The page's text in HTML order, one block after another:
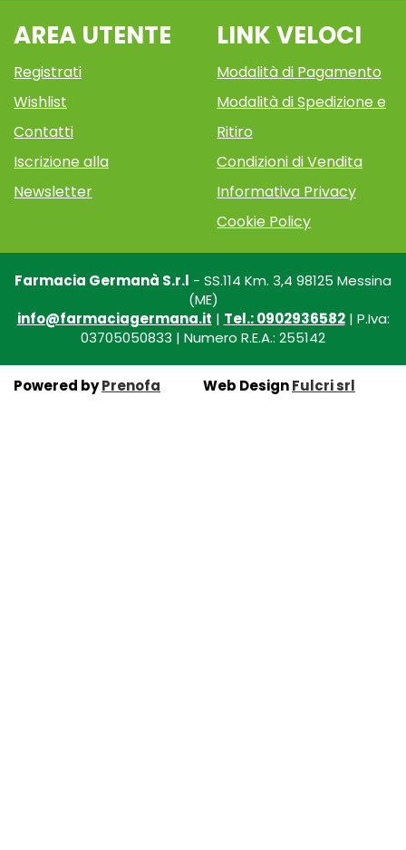
AREA UTENTE
Registrati
Wishlist
Contatti
Iscrizione alla
Newsletter
LINK VELOCI
Modalità di Pagamento
Modalità di Spedizione e
Ritiro
Condizioni di Vendita
Informativa Privacy
Cookie Policy
Farmacia Germanà S.r.l - SS.114 Km. 3,4 98125 Messina
(ME)
info@farmaciagermana.it | Tel.: 0902936582| P.Iva:
03705050833 | Numero R.E.A.: 255142
Powered byPrenofa Web DesignFulcri srl